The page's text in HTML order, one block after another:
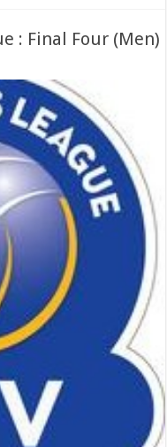
: Final Four (Men)